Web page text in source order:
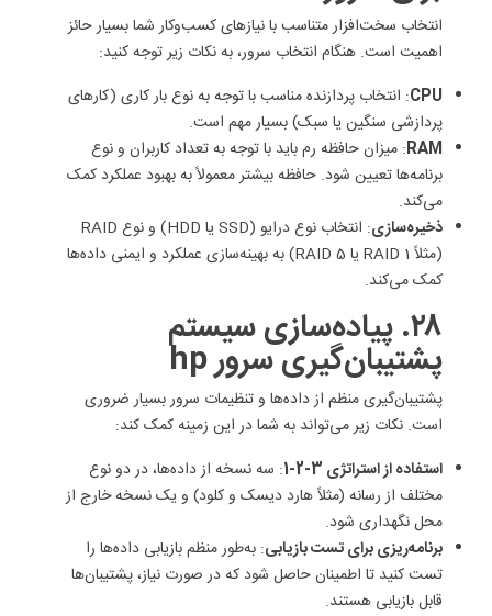
انتخاب سخت‌افزار متناسب با نیازهای کسب‌وکار شما بسیار حائز
اهمیت است. هنگام انتخاب سرور، به نکات زیر توجه کنید:
CPU: انتخاب پردازنده مناسب با توجه به نوع بار کاری (کارهای
پردازشی سنگین یا سبک) بسیار مهم است.
RAM: میزان حافظه رم باید با توجه به تعداد کاربران و نوع
برنامه‌ها تعیین شود. حافظه بیشتر معمولاً به بهبود عملکرد کمک
می‌کند.
ذخیره‌سازی
: انتخاب نوع درایو (SSD یا HDD) و نوع RAID
(مثلاً RAID 1 یا RAID 5) به بهینه‌سازی عملکرد و ایمنی داده‌ها
کمک می‌کند.
۲۸. پیاده‌سازی سیستم
پشتیبان‌گیری سرور hp
پشتیبان‌گیری منظم از داده‌ها و تنظیمات سرور بسیار ضروری
است. نکات زیر می‌تواند به شما در این زمینه کمک کند:
استفاده از استراتژی 3-2-1
: سه نسخه از داده‌ها، در دو نوع
مختلف از رسانه (مثلاً هارد دیسک و کلود) و یک نسخه خارج از
محل نگهداری شود.
برنامه‌ریزی برای تست بازیابی: به‌طور منظم بازیابی داده‌ها را
تست کنید تا اطمینان حاصل شود که در صورت نیاز، پشتیبان‌ها
قابل بازیابی هستند.